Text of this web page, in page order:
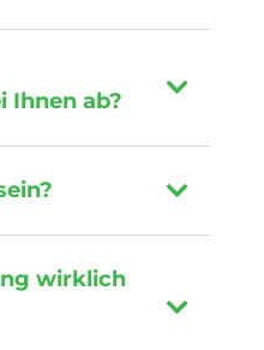
Ihnen ab?
wirklich